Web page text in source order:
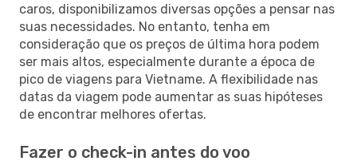
caros, disponibilizamos diversas opções a pensar nas
suas necessidades. No entanto, tenha em
consideração que os preços de última hora podem
ser mais altos, especialmente durante a época de
pico de viagens para Vietname. A flexibilidade nas
datas da viagem pode aumentar as suas hipóteses
de encontrar melhores ofertas.
Fazer o check-in antes do voo